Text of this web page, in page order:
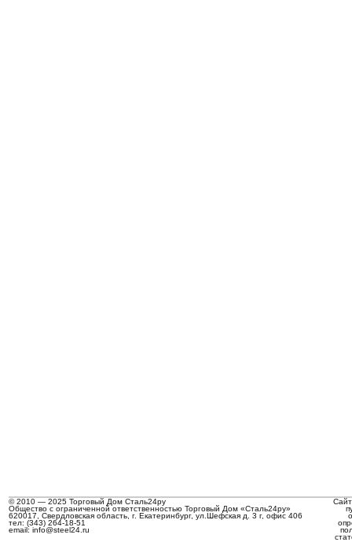
© 2010 — 2025 Торговый Дом Сталь24ру
Общество с ограниченной ответственностью Торговый Дом «Сталь24ру»
620017, Свердловская область, г. Екатеринбург, ул.Шефская д. 3 г, офис 406
тел: (343) 264-18-51
email: info@steel24.ru